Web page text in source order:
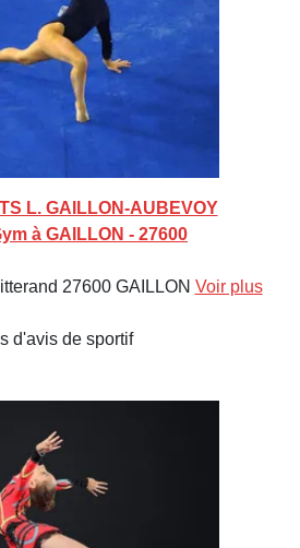
L. GAILLON-AUBEVOY
à GAILLON - 27600
27600 GAILLON Voir plus
d'avis de sportif